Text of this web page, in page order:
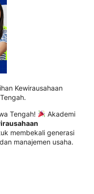
Kewirausahaan
Tengah!
Akademi
membekali generasi
manajemen usaha.